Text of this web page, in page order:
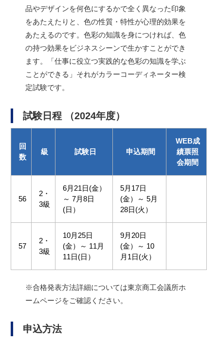
品やデザインを何色にするかで全く異なった印象
をあたえたりと、色の性質・特性が心理的効果を
あたえるのです。色彩の知識を身につければ、色
の持つ効果をビジネスシーンで生かすことができ
ます。「仕事に役立つ実践的な色彩の知識を学ぶ
ことができる」それがカラーコーディネーター検
定試験です。
試験日程 （2024年度）
回
数
級 試験日 申込期間
WEB成
績票照
会期間
56
2・
3級
6月21日(金）
～ 7月8日
(日）
5月17日
(金）～ 5月
28日(火）
57
2・
3級
10月25日
(金）～ 11月
11日(日）
9月20日
(金）～ 10
月1日(火）
※合格発表方法詳細については東京商工会議所ホ
ームページをご確認ください。
申込方法